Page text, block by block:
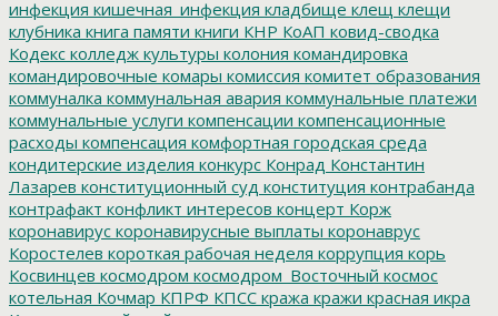
инфекция кишечная_инфекция кладбище клещ клещи
клубника книга памяти книги КНР КоАП ковид-сводка
Кодекс колледж культуры колония командировка
командировочные комары комиссия комитет образования
коммуналка коммунальная авария коммунальные платежи
коммунальные услуги компенсации компенсационные
расходы компенсация комфортная городская среда
кондитерские изделия конкурс Конрад Константин
Лазарев конституционный суд конституция контрабанда
контрафакт конфликт интересов концерт Корж
коронавирус коронавирусные выплаты коронаврус
Коростелев короткая рабочая неделя коррупция корь
Косвинцев космодром космодром_Восточный космос
котельная Кочмар КПРФ КПСС кража кражи красная икра